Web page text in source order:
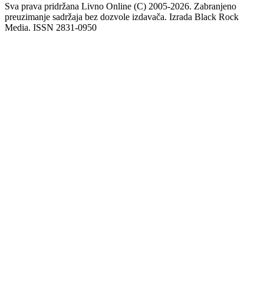
Sva prava pridržana Livno Online (C) 2005-2026. Zabranjeno
preuzimanje sadržaja bez dozvole izdavača. Izrada Black Rock
Media. ISSN 2831-0950